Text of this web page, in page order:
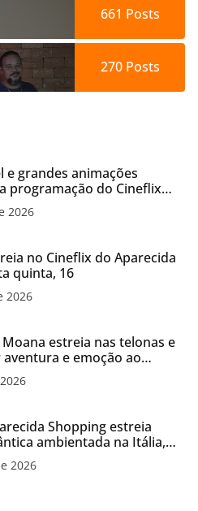
661 Posts
270Posts
e grandes animações
programação do Cineflix
2026
no Cineflix do Aparecida
quinta, 16
2026
estreia nas telonas e
e emoção ao
Shopping
Shopping estreia
ambientada na Itália,
para o Dia dos
2026